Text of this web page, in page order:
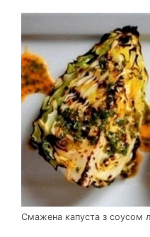
Смажена капуста з соусом